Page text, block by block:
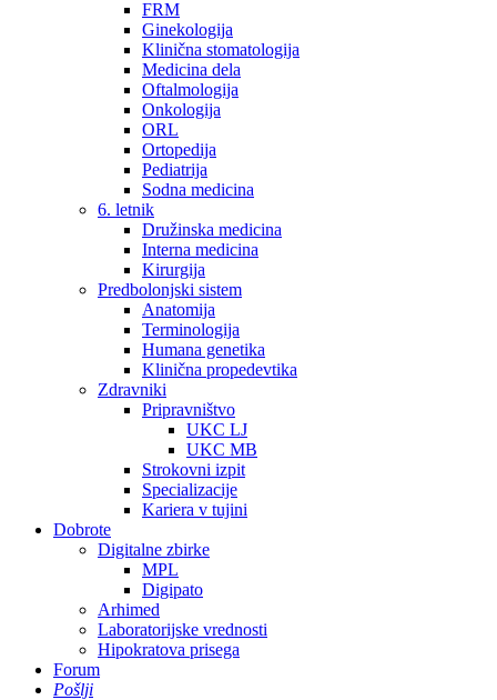
FRM
Ginekologija
Klinična stomatologija
Medicina dela
Oftalmologija
Onkologija
ORL
Ortopedija
Pediatrija
Sodna medicina
6. letnik
Družinska medicina
Interna medicina
Kirurgija
Predbolonjski sistem
Anatomija
Terminologija
Humana genetika
Klinična propedevtika
Zdravniki
Pripravništvo
UKC LJ
UKC MB
Strokovni izpit
Specializacije
Kariera v tujini
Dobrote
Digitalne zbirke
MPL
Digipato
Arhimed
Laboratorijske vrednosti
Hipokratova prisega
Forum
Pošlji